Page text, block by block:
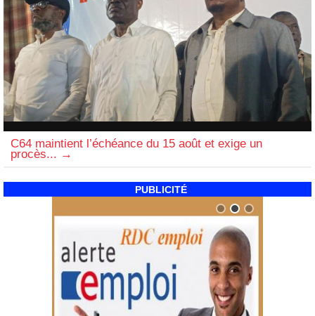
C64 maintient l’échéance du 15 août et exige un
procès...
PUBLICITÉ